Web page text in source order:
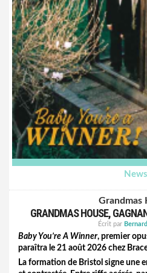
News
Grandmas
GRANDMAS HOUSE,
Écrit par
Baby You’re A Winner, premier
paraîtra le 21 août 2026 chez
La formation de Bristol signe une